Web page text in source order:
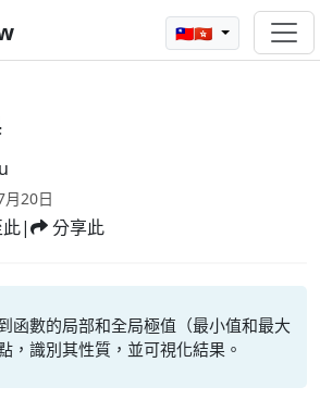
🇹🇼🇭🇰
20日
| 分享此
函數的局部和全局極值（最小值和最大
，識別其性質，並可視化結果。